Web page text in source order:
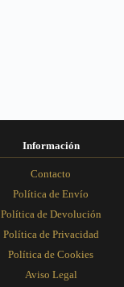
Información
Contacto
Política de Envío
Política de Devolución
Política de Privacidad
Política de Cookies
Aviso Legal